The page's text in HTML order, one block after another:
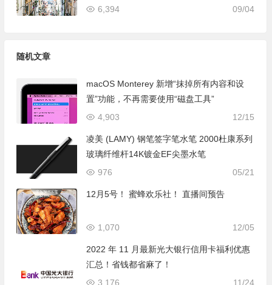
09/04
6,394
随机文章
macOS Monterey 新增“抹掉所有内容和设
置”功能，不再需要使用“磁盘工具”
12/15
4,903
凌美 (LAMY) 钢笔签字笔水笔 2000杜康系列
玻璃纤维杆14K镀金EF尖墨水笔
05/21
976
12月5号！ 蜜蜂欢乐社！ 直播间预告
12/05
1,070
2022 年 11 月最新光大银行信用卡福利优惠
汇总！省钱都省麻了！
11/24
3,176